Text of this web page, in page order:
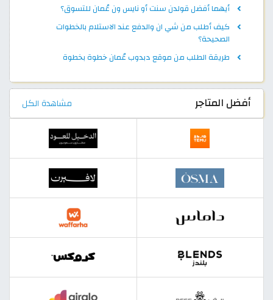
أيهما أفضل قولدن سنت أو نايس ون عُمان للتسوق؟
كيف أطلب من شي ان والدفع عند الاستلام بالخطوات
الصحيحة؟
طريقة الطلب من موقع دبدوب عُمان خطوة بخطوة
أفضل المتاجر مشاهدة الكل